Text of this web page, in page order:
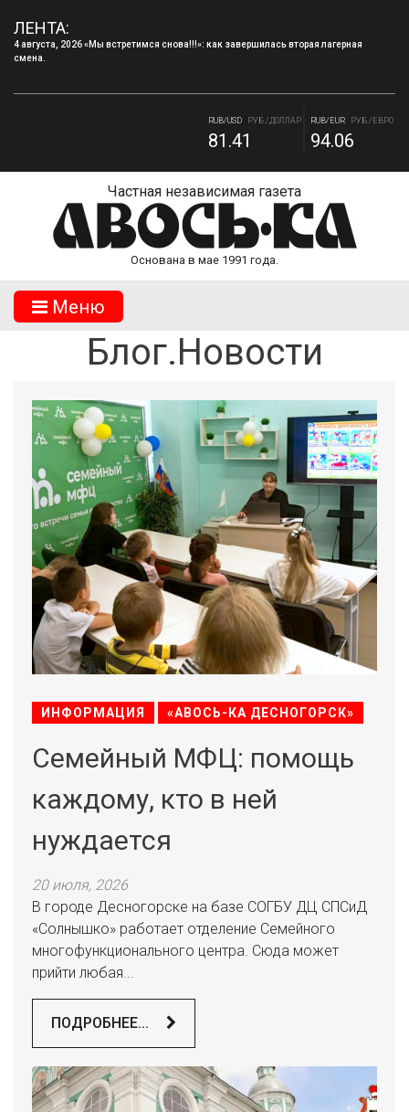
ЛЕНТА:
4 августа, 2026 Запись в творческие объединения МБУДО «ДДТ» г.Десногорска на
2026–2027 учебный год.
РУБ./БЕЛ. РУБ. RUB/ 10 UAH РУБ./10 ГРИВНА.
18.19
81.41 94.06
Частная независимая газета
Основана в мае 1991 года.
Mеню
Блог.Новости
ИНФОРМАЦИЯ «АВОСЬ-КА ДЕСНОГОРСК»
Семейный МФЦ: помощь
каждому, кто в ней
нуждается
20 июля, 2026
В городе Десногорске на базе СОГБУ ДЦ СПСиД
«Солнышко» работает отделение Семейного
многофункционального центра. Сюда может
прийти любая...
ПОДРОБНЕЕ...